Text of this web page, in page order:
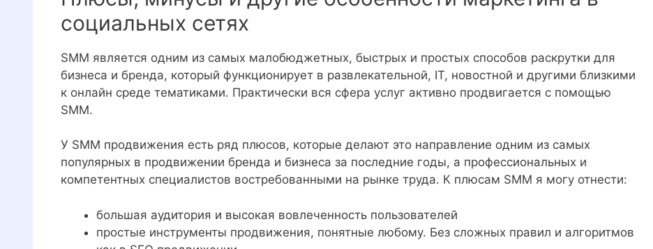
социальных сетях
SMM является одним из самых малобюджетных, быстрых и простых способов раскрутки для
бизнеса и бренда, который функционирует в развлекательной, IT, новостной и другими близкими
к онлайн среде тематиками. Практически вся сфера услуг активно продвигается с помощью
SMM.
У SMM продвижения есть ряд плюсов, которые делают это направление одним из самых
популярных в продвижении бренда и бизнеса за последние годы, а профессиональных и
компетентных специалистов востребованными на рынке труда. К плюсам SMM я могу отнести:
большая аудитория и высокая вовлеченность пользователей
простые инструменты продвижения, понятные любому. Без сложных правил и алгоритмов